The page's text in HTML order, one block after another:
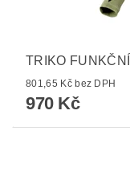
TRIKO
801,65 Kč bez DPH
970 Kč